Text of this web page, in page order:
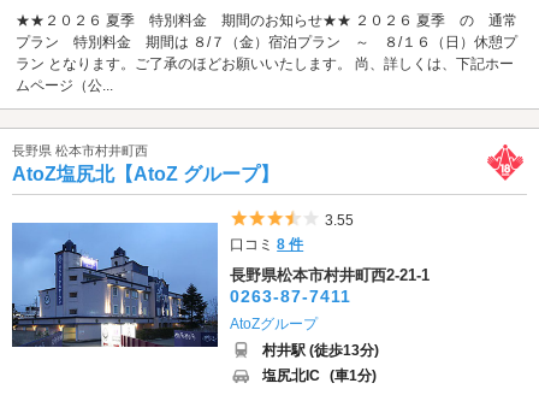
★★２０２６ 夏季 特別料金 期間のお知らせ★★ ２０２６ 夏季 の 通常
プラン 特別料金 期間は ８/７（金）宿泊プラン ～ ８/１６（日）休憩プ
ラン となります。ご了承のほどお願いいたします。 尚、詳しくは、下記ホー
ムページ（公...
長野県 松本市村井町西
AtoZ塩尻北【AtoZ グループ】
5つ星のうち3.5
3.55
口コミ8 件
長野県松本市村井町西2-21-1
0263-87-7411
AtoZグループ
村井駅 (徒歩13分)
塩尻北IC (車1分)